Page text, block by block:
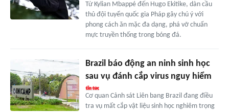
Từ Kylian Mbappé đến Hugo Ekitike, dàn cầu
thủ đội tuyển quốc gia Pháp gây chú ý với
phong cách ăn mặc đa dạng, phá vỡ chuẩn
mực truyền thống trong bóng đá.
Brazil báo động an ninh sinh học
sau vụ đánh cắp virus nguy hiểm
Cơ quan Cảnh sát Liên bang Brazil đang điều
tra vụ mất cắp vật liệu sinh học nghiêm trọng